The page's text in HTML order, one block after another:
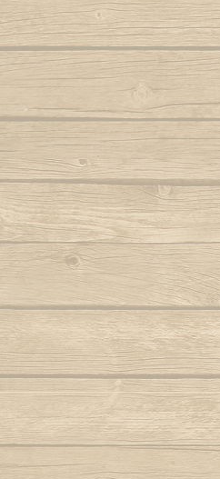
Autor : Mestre Jogo De
Aidé, negra
Autor : Professor
(Capoeira Gerais)
Além-mar
Autor : Graduado Voador
Aqui na minha
Armas brancas (Tiririca e
Navalha)
Autor : Macaco Preto
Aruandê (zumbi foi
Bahia de outrora
Autor : Mestre Mão Branca
Gerais)
Balança o corpo